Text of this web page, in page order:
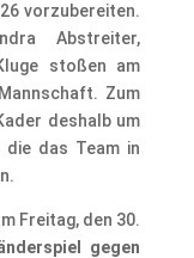
vorzubereiten.
Abstreiter,
stoßen am
Zum
deshalb um
die das Team in
Freitag, den 30.
gegen